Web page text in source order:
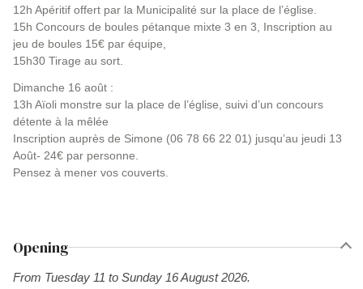
12h Apéritif offert par la Municipalité sur la place de l’église.
15h Concours de boules pétanque mixte 3 en 3, Inscription au
jeu de boules 15€ par équipe,
15h30 Tirage au sort.
Dimanche 16 août :
13h Aïoli monstre sur la place de l’église, suivi d’un concours
détente à la mêlée
Inscription auprès de Simone (06 78 66 22 01) jusqu’au jeudi 13
Août- 24€ par personne.
Pensez à mener vos couverts.
Opening
From Tuesday 11 to Sunday 16 August 2026.